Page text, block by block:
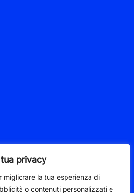
privacy
migliorare la tua esperienza di
o contenuti personalizzati e